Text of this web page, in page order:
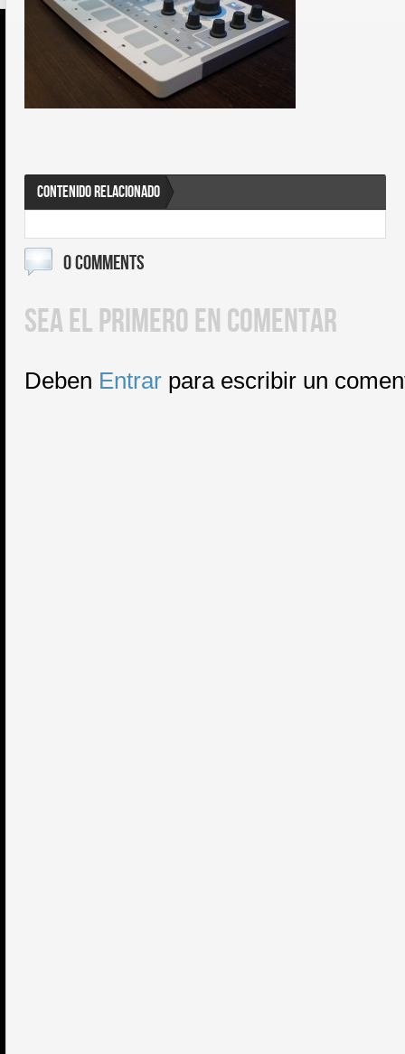
CONTENIDO RELACIONADO
0 COMMENTS
SEA EL PRIMERO EN COMENTAR
Deben Entrar para escribir un